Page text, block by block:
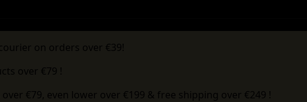
on orders over €39!
over €79 !
€79, even lower over €199 & free shipping over €249 !